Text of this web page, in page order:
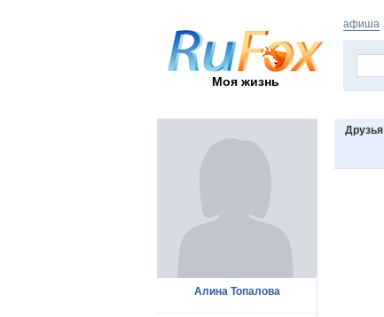
Моя жизнь
афиша
Друзья
Алина Топалова